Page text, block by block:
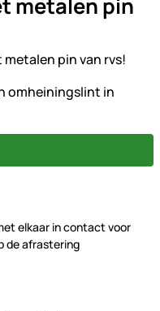
metalen pin
pin van rvs!
omheiningslint in
elkaar in contact voor
de afrastering